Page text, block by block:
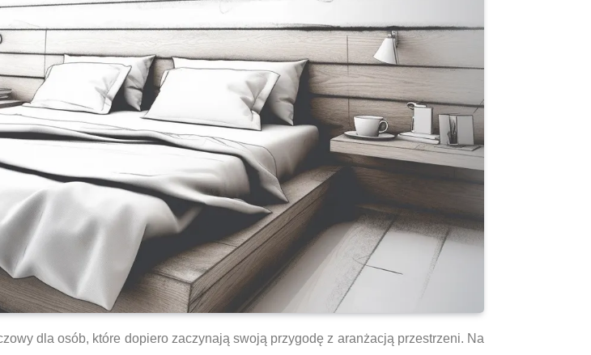
dla osób, które dopiero zaczynają swoją przygodę z aranżacją przestrzeni. Na